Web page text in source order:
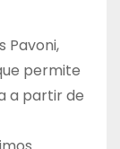
Pavoni,
permite
a partir de